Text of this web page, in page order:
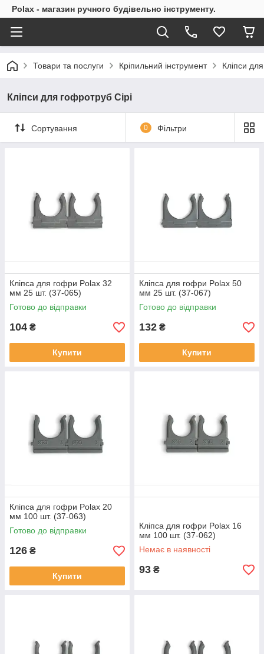
Polax - магазин ручного будівельно інструменту.
Товари та послуги Кріпильний інструмент Кліпси
Кліпси для гофротруб Сірі
Сортування 0 Фільтри
Кліпса для гофри Polax 32
мм 25 шт. (37-065)
Готово до відправки
104 ₴
Купити
Кліпса для гофри Polax 50
мм 25 шт. (37-067)
Готово до відправки
132 ₴
Купити
Кліпса для гофри Polax 20
мм 100 шт. (37-063)
Готово до відправки
126 ₴
Купити
Кліпса для гофри Polax 16
мм 100 шт. (37-062)
Немає в наявності
93 ₴